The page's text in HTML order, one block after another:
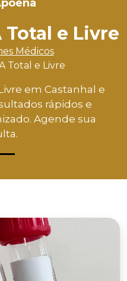
Total e Livre
Médicos
Total e Livre
em Castanhal e
rápidos e
Agende sua